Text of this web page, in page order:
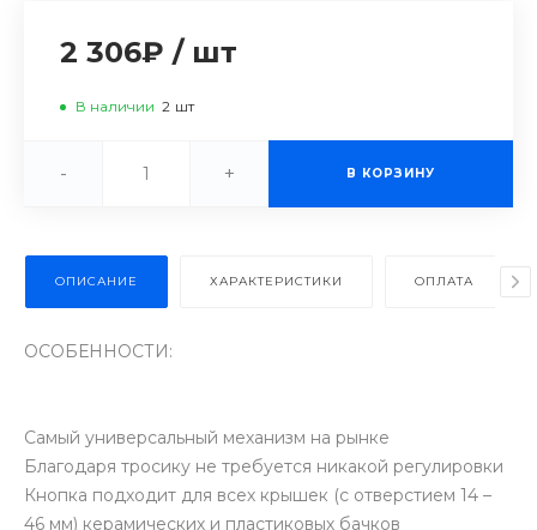
2 306₽ / шт
В наличии 2 шт
- + В КОРЗИНУ
ОПИСАНИЕ ХАРАКТЕРИСТИКИ ОПЛАТА
ОСОБЕННОСТИ:
Самый универсальный механизм на рынке
Благодаря тросику не требуется никакой регулировки
Кнопка подходит для всех крышек (с отверстием 14 –
46 мм) керамических и пластиковых бачков